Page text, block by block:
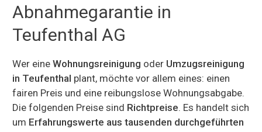
Abnahmegarantie in
Teufenthal AG
Wer eine Wohnungsreinigung oder Umzugsreinigung
in Teufenthal plant, möchte vor allem eines: einen
fairen Preis und eine reibungslose Wohnungsabgabe.
Die folgenden Preise sind Richtpreise. Es handelt sich
um Erfahrungswerte aus tausenden durchgeführten